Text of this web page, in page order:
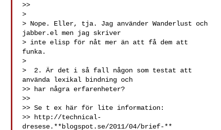
>>
>
> Nope. Eller, tja. Jag använder Wanderlust och
jabber.el men jag skriver
> inte elisp för nåt mer än att få dem att
funka.
>
>  2. Är det i så fall någon som testat att
använda lexikal bindning och
>> har några erfarenheter?
>>
>> Se t ex här för lite information:
>> http://technical-
dresese.**blogspot.se/2011/04/brief-**